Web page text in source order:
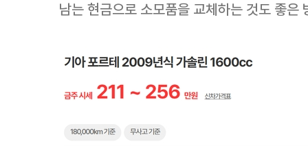
남는 현금으로 소모품을 교체하는 것도 좋은